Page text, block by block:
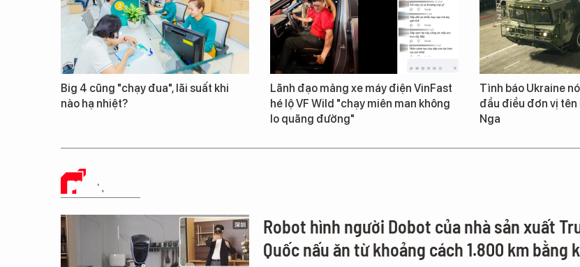
Big 4 cũng "chạy đua", lãi suất khi
nào hạ nhiệt?
Lãnh đạo mảng xe máy điện VinFast
hé lộ VF Wild "chạy miên man không
lo quãng đường"
Tình báo Ukraine
đầu điều đơn vị tên
Nga
PHÂN TÍCH
Robot hình người Dobot của nhà sản xuất
Quốc nấu ăn từ khoảng cách 1.800 km bằng